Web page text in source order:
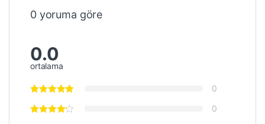
0 yoruma göre
0.0
ortalama
0
0